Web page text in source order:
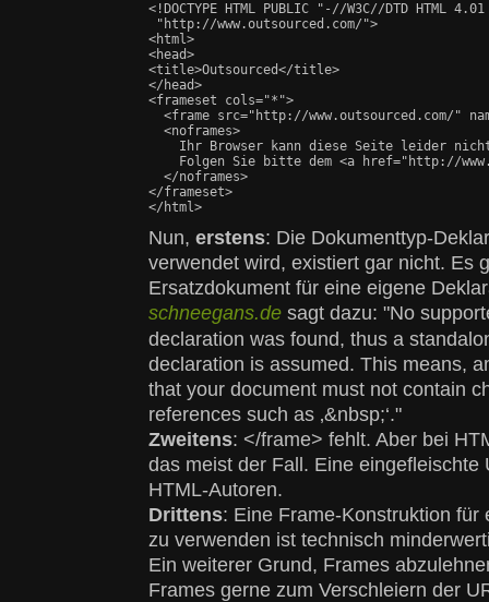
<!DOCTYPE HTML PUBLIC "-//W3C//DTD HTML
"http://www.outsourced.com/">
<html>
<head>
<title>Outsourced</title>
</head>
<frameset cols="*">
<frame src="http://www.outsourced.com/"
  <noframes>
Ihr Browser kann diese Seite leider
Folgen Sie bitte dem <a href="http://
  </noframes>
</frameset>
</html>
Nun, erstens: Die Dokumenttyp-
verwendet wird, existiert gar nicht. Es
Ersatzdokument für eine eigene
schneegans.de sagt dazu:
No
declaration was found, thus a
declaration is assumed. This means,
that your document must not contain
references such as ‚&nbsp;‘.
Zweitens: </frame> fehlt. Aber bei
das meist der Fall. Eine eingefleischte
HTML-Autoren.
Drittens: Eine Frame-Konstruktion für
zu verwenden ist technisch
Ein weiterer Grund, Frames
Frames gerne zum Verschleiern der